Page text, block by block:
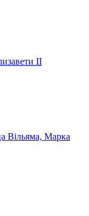
II
Вільяма, Марка